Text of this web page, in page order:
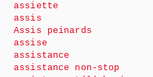
assiette
assis
Assis peinards
assise
assistance
assistance non-stop